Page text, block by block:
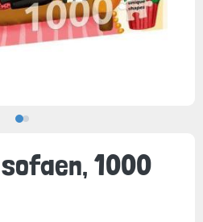
1000